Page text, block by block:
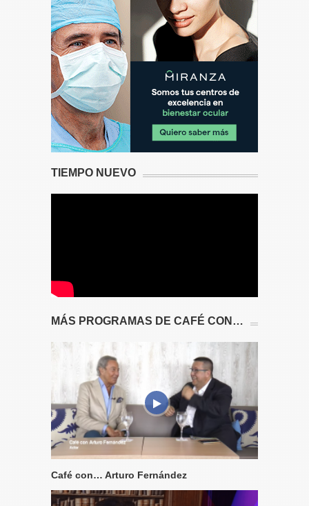
TIEMPO NUEVO
MÁS PROGRAMAS DE CAFÉ CON…
Café con… Arturo Fernández